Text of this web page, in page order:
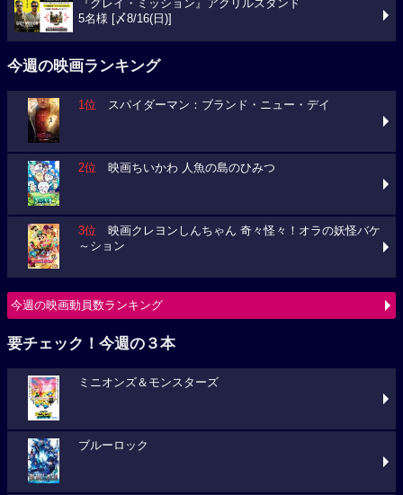
『グレイ・ミッション』アクリルスタンド
5名様 [〆8/16(日)]
今週の映画ランキング
1位 スパイダーマン：ブランド・ニュー・デイ
2位 映画ちいかわ 人魚の島のひみつ
3位 映画クレヨンしんちゃん 奇々怪々！オラの妖怪バケ
～ション
今週の映画動員数ランキング
要チェック！今週の３本
ミニオンズ＆モンスターズ
ブルーロック